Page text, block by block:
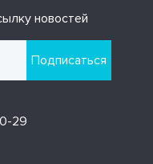
новостей
Подписаться
29